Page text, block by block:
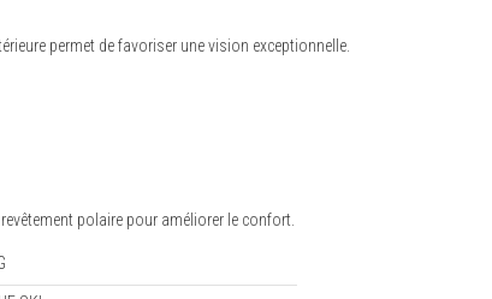
permet de favoriser une vision exceptionnelle.
polaire pour améliorer le confort.